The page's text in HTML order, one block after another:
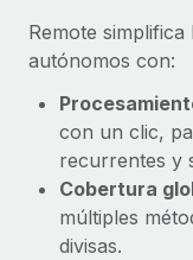
Remote
autónomos con:
con un clic,
recurrentes y
Cobertura
múltiples
divisas.